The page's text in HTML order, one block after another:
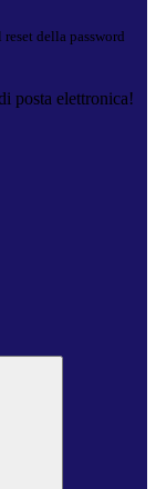
della password
posta elettronica!